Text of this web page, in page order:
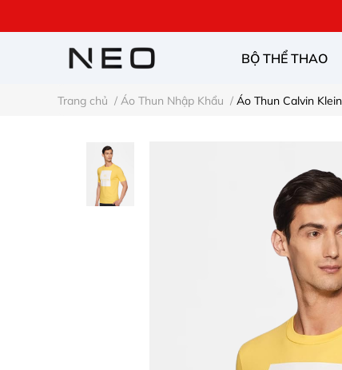
BỘ THỂ THAO
Trang chủ / Áo Thun Nhập Khẩu / Áo Thun Calvin